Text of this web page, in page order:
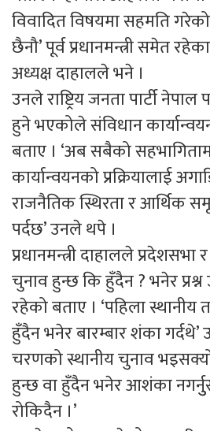
विवादित विषयमा सहमति
छैनौ’ पूर्व प्रधानमन्त्री समेत
अध्यक्ष दाहालले भने ।
उनले राष्ट्रिय जनता पार्टी
हुने भएकोले संविधान
बताए । ‘अब सबैको
कार्यान्वयनको प्रक्रियालाई
राजनैतिक स्थिरता र आर्थिक
पर्दछ’ उनले थपे ।
प्रधानमन्त्री दाहालले प्रदेशसभा
चुनाव हुन्छ कि हुँदैन ? भनेर
रहेको बताए । ‘पहिला
हुँदैन भनेर बारम्बार शंका
चरणको स्थानीय चुनाव
हुन्छ वा हुँदैन भनेर आशंका
रोकिदैन ।’